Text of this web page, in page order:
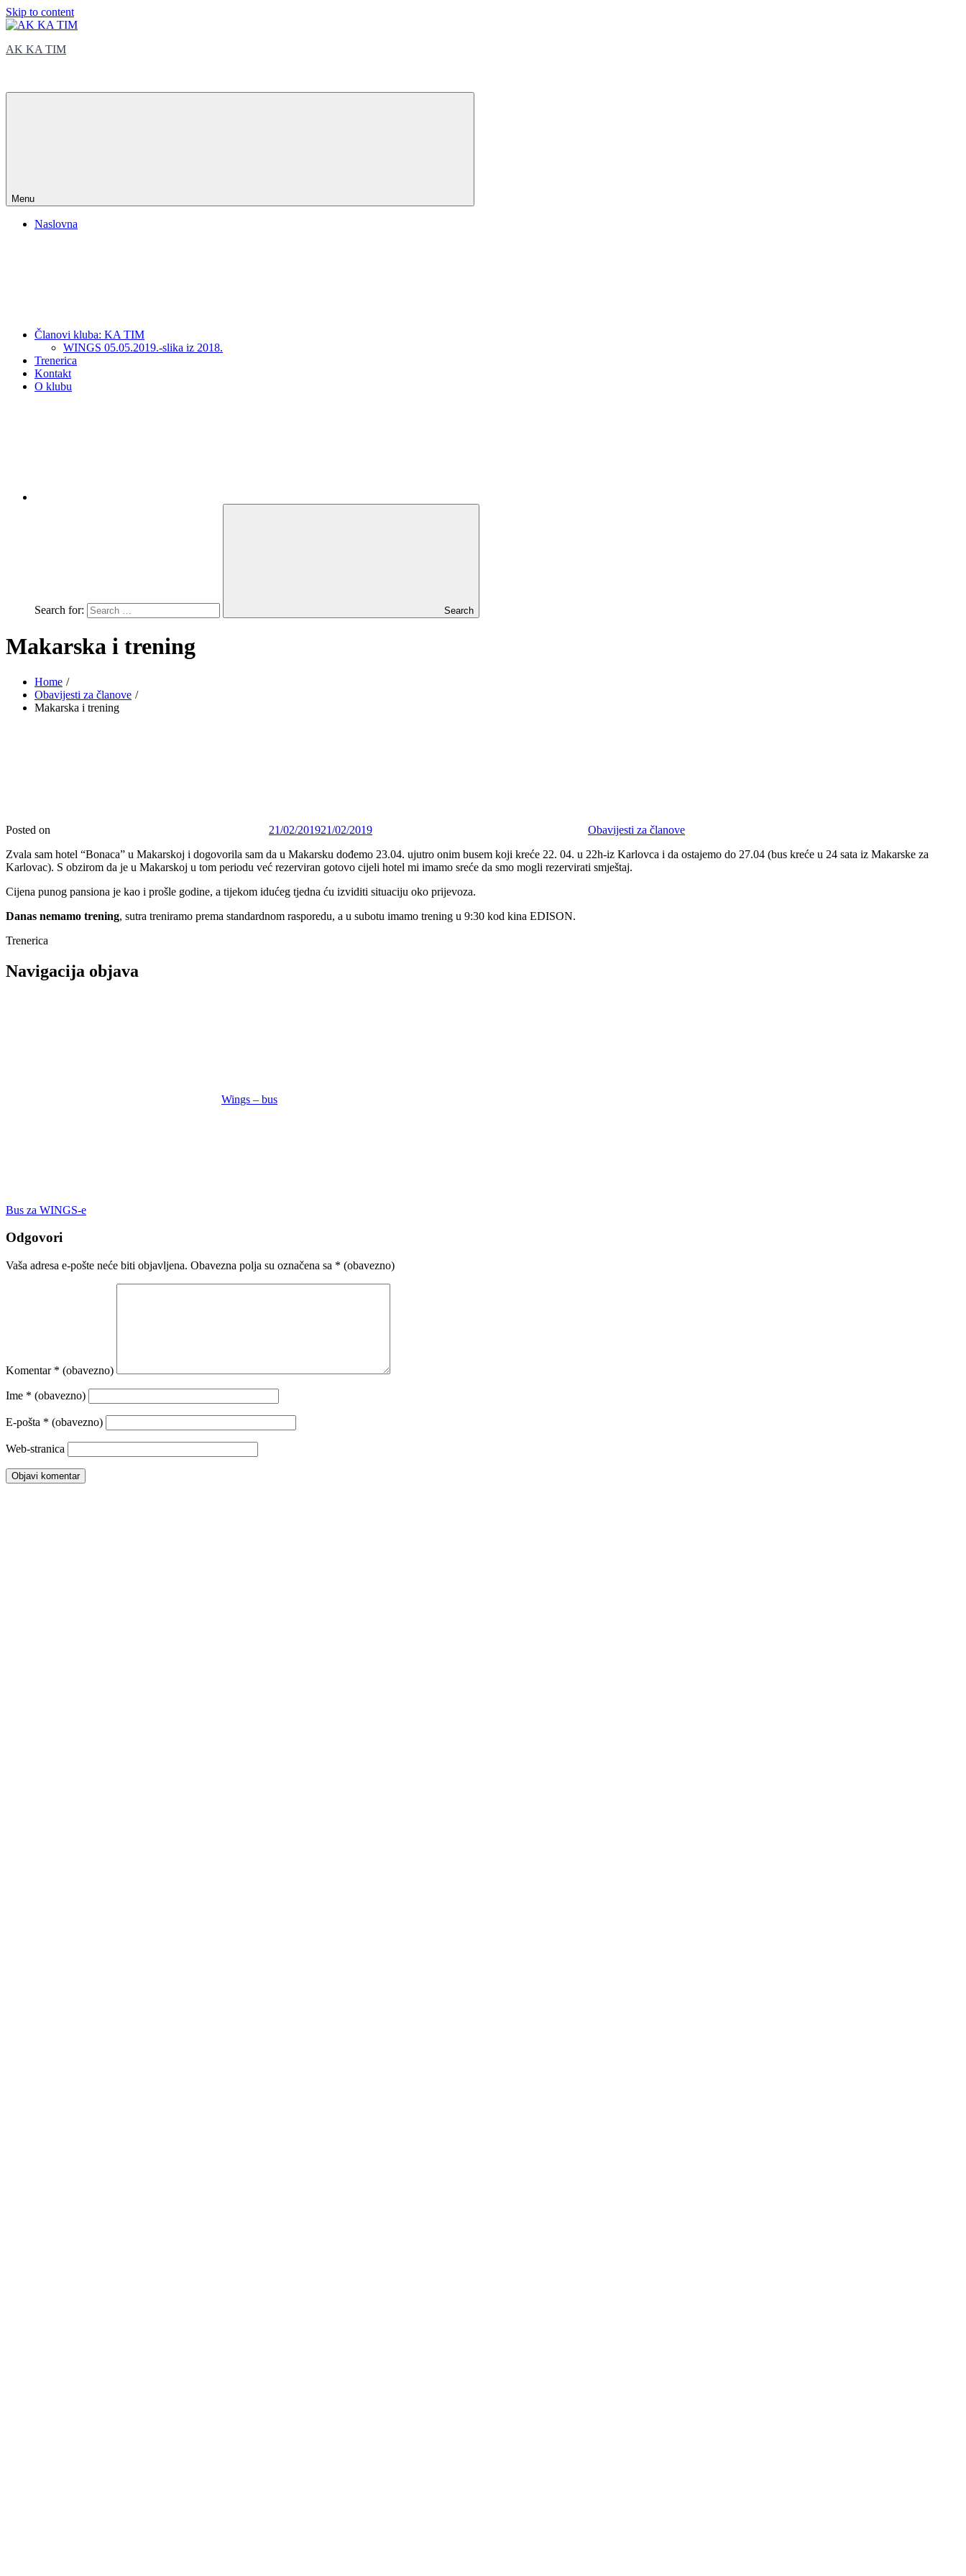
Skip to content
AK KA TIM
Menu
Naslovna
Članovi kluba: KA TIM
WINGS 05.05.2019.-slika iz 2018.
Trenerica
Kontakt
O klubu
Search for: Search
Makarska i trening
Home
Obavijesti za članove
Makarska i trening
Posted on 21/02/201921/02/2019
Obavijesti za članove
Zvala sam hotel “Bonaca” u Makarskoj i dogovorila sam da u Makarsku dođemo 23.04. ujutro onim busem koji kreće 22. 04. u 22h-iz Karlovca i da ostajemo do 27.04 (bus kreće u 24 sata iz Makarske za
Karlovac). S obzirom da je u Makarskoj u tom periodu već rezerviran gotovo cijeli hotel mi imamo sreće da smo mogli rezervirati smještaj.
Cijena punog pansiona je kao i prošle godine, a tijekom idućeg tjedna ću izviditi situaciju oko prijevoza.
Danas nemamo trening, sutra treniramo prema standardnom rasporedu, a u subotu imamo trening u 9:30 kod kina EDISON.
Trenerica
Navigacija objava
Wings – bus
Bus za WINGS-e
Odgovori
Vaša adresa e-pošte neće biti objavljena. Obavezna polja su označena sa * (obavezno)
Komentar * (obavezno)
Ime * (obavezno)
E-pošta * (obavezno)
Web-stranica